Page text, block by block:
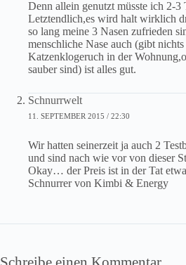
Denn allein genutzt müsste ich 2-3
Letztendlich,es wird halt wirklich
so lang meine 3 Nasen zufrieden
menschliche Nase auch (gibt
Katzenklogeruch in der
sauber sind) ist alles gut.
Schnurrwelt
11. SEPTEMBER 2015 / 22:30
Wir hatten seinerzeit ja auch 2
und sind nach wie vor von dieser
Okay… der Preis ist in der Tat
Schnurrer von Kimbi & Energy